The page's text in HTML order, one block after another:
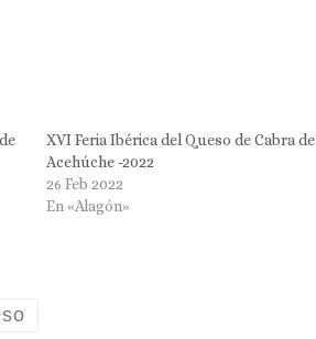
XVI Feria Ibérica del Queso de Cabra de
Acehúche -2022
26 Feb 2022
En «Alagón»